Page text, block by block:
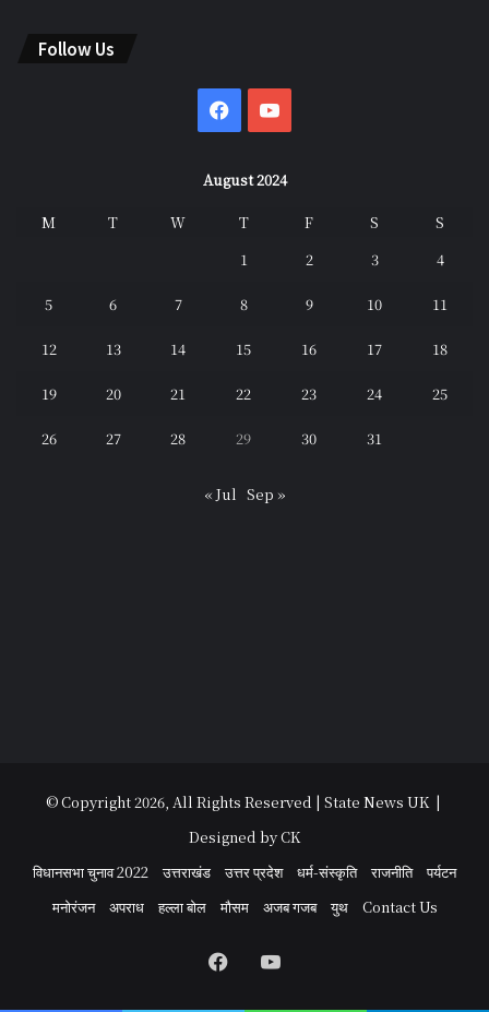
Follow Us
Facebook
August 2024
M T W T F S
S
1
2 3 4
5 6 7 8 9 10 11
12 13 14 15 16 17 18
19 20 21 22 23 24 25
26 27 28 29 30 31
« Jul Sep »
© Copyright 2026, All Rights Reserved | State News UK |
Designed by CK
विधानसभा चुनाव 2022
उत्तराखंड उत्तर प्रदेश धर्म-संस्कृति राजनीति
पर्यटन
मनोरंजन
अपराध हल्ला बोल मौसम अजब गजब युथ Contact Us
Facebook